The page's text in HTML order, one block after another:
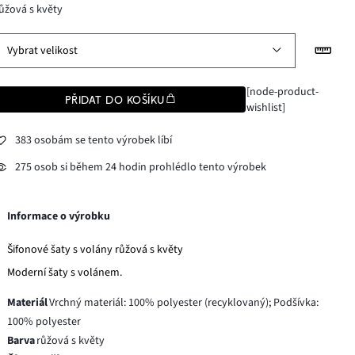
s květy
Vybrat velikost
PŘIDAT DO KOŠÍKU
[node-product-
wishlist]
383 osobám se tento výrobek líbí
275 osob si během 24 hodin prohlédlo tento výrobek
Informace o výrobku
Šifonové šaty s volány růžová s květy
Moderní šaty s volánem.
MateriálVrchný materiál: 100% polyester (recyklovaný); Podšívka:
100% polyester
Barvarůžová s květy